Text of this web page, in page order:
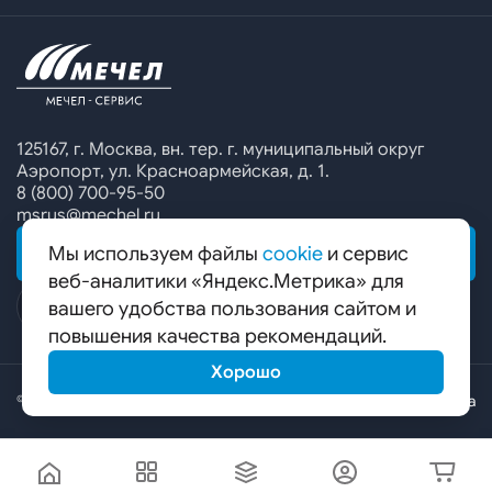
Сбор коммерческих предложений
Специальные предложения
Калькулятор металла
Ижсталь
Уральская кузница
Белорецкий металлургический комбинат
Гурьевский филиал ЧМК
125167, г. Москва, вн. тер. г. муниципальный округ
Аэропорт, ул. Красноармейская, д. 1.
8 (800) 700-95-50
msrus@mechel.ru
ОБРАТНАЯ СВЯЗЬ
© ООО «Мечел-Сервис», 2026 Карта сайта
Мы используем файлы cookie и сервис
веб-аналитики «Яндекс.Метрика» для
вашего удобства пользования сайтом и
повышения качества рекомендаций.
Хорошо